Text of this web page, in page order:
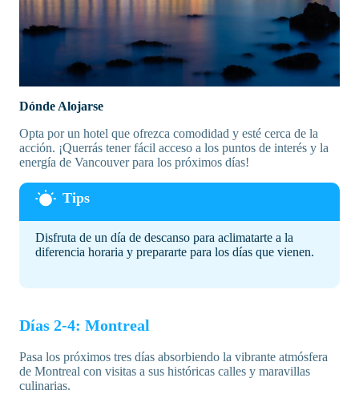
Dónde Alojarse
Opta por un hotel que ofrezca comodidad y esté cerca de la
acción. ¡Querrás tener fácil acceso a los puntos de interés y la
energía de Vancouver para los próximos días!
Disfruta de un día de descanso para aclimatarte a la
diferencia horaria y prepararte para los días que vienen.
Días 2-4: Montreal
Pasa los próximos tres días absorbiendo la vibrante atmósfera
de Montreal con visitas a sus históricas calles y maravillas
culinarias.